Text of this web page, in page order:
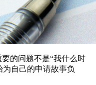
的问题不是“我什么时
为自己的申请故事负